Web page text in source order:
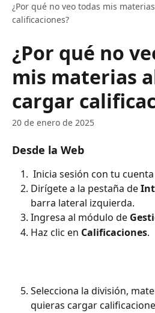
¿Por qué no veo todas mis
calificaciones?
¿Por qué no
mis materias
cargar
20 de enero de 2025
Desde la Web
Inicia sesión con tu
Dirígete a la pestaña de
barra lateral izquierda.
Ingresa al módulo de
Haz clic en Calificaciones.
Selecciona la división,
quieras cargar